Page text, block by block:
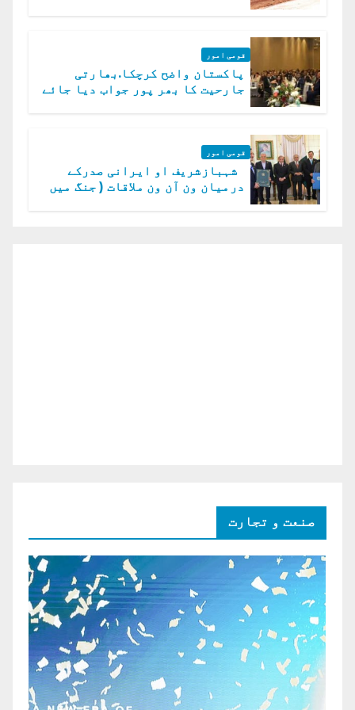
قومی امور
پاکستان واضح کرچکا.بھارتی
جارحیت کا بھر پور جواب دیا جائے
قومی امور
شہبازشریف او ایرانی صدرکے
درمیان ون آن ون ملاقات ( جنگ میں
صنعت و تجارت